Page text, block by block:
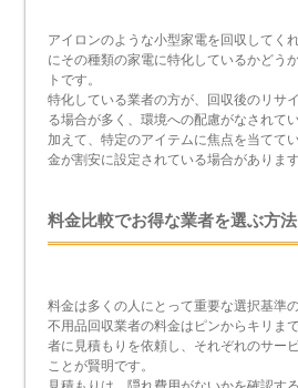
アイロンのような小型家電を回収してく
にその種類の家電に特化しているかどう
トです。
特化している業者の方が、回収後のリサ
る場合が多く、環境への配慮がなされて
加えて、特定のアイテムに焦点を当てて
金が割安に設定されている場合があります
料金比較でお得な業者を選ぶ方法
料金は多くの人にとって重要な選択基準
不用品回収業者の料金はピンからキリま
者に見積もりを依頼し、それぞれのサー
ことが賢明です。